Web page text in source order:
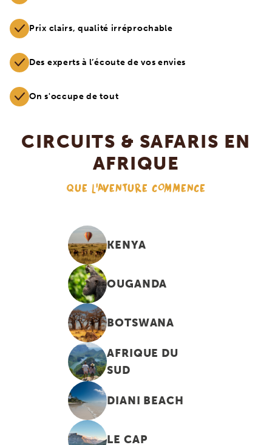
Prix clairs, qualité irréprochable
Des experts à l’écoute de vos envies
On s'occupe de tout
CIRCUITS & SAFARIS EN
AFRIQUE
QUE L'AVENTURE COMMENCE
KENYA
OUGANDA
BOTSWANA
AFRIQUE DU
SUD
DIANI BEACH
LE CAP